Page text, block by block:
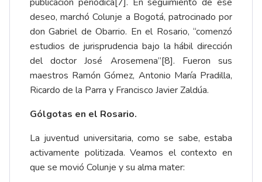
deseo, marchó Colunje a Bogotá, patrocinado por
don Gabriel de Obarrio. En el Rosario, “comenzó
estudios de jurisprudencia bajo la hábil dirección
del doctor José Arosemena”[8]. Fueron sus
maestros Ramón Gómez, Antonio María Pradilla,
Ricardo de la Parra y Francisco Javier Zaldúa.
Gólgotas en el Rosario.
La juventud universitaria, como se sabe, estaba
activamente politizada. Veamos el contexto en
que se movió Colunje y su alma mater: